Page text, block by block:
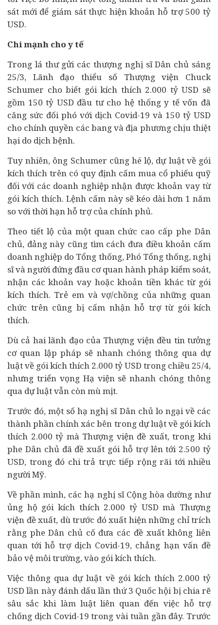
sát mới để giám sát thực hiện khoản hỗ trợ 500 tỷ
USD.
Chi mạnh cho y tế
Trong lá thư gửi các thượng nghị sĩ Dân chủ sáng
25/3, Lãnh đạo thiểu số Thượng viện Chuck
Schumer cho biết gói kích thích 2.000 tỷ USD sẽ
gồm 150 tỷ USD đầu tư cho hệ thống y tế vốn đã
căng sức đối phó với dịch Covid-19 và 150 tỷ USD
cho chính quyền các bang và địa phương chịu thiệt
hại do dịch bệnh.
Tuy nhiên, ông Schumer cũng hé lộ, dự luật về gói
kích thích trên có quy định cấm mua cổ phiếu quỹ
đối với các doanh nghiệp nhận được khoản vay từ
gói kích thích. Lệnh cấm này sẽ kéo dài hơn 1 năm
so với thời hạn hỗ trợ của chính phủ.
Theo tiết lộ của một quan chức cao cấp phe Dân
chủ, đảng này cũng tìm cách đưa điều khoản cấm
doanh nghiệp do Tổng thống, Phó Tổng thống, nghị
sĩ và người đứng đầu cơ quan hành pháp kiểm soát,
nhận các khoản vay hoặc khoản tiền khác từ gói
kích thích. Trẻ em và vợ/chồng của những quan
chức trên cũng bị cấm nhận hỗ trợ từ gói kích
thích.
Dù cả hai lãnh đạo của Thượng viện đều tin tưởng
cơ quan lập pháp sẽ nhanh chóng thông qua dự
luật về gói kích thích 2.000 tỷ USD trong chiều 25/4,
nhưng triển vọng Hạ viện sẽ nhanh chóng thông
qua dự luật vẫn còn mù mịt.
Trước đó, một số hạ nghị sĩ Dân chủ lo ngại về các
thành phần chính xác bên trong dự luật về gói kích
thích 2.000 tỷ mà Thượng viện đề xuất, trong khi
phe Dân chủ đã đề xuất gói hỗ trợ lên tới 2.500 tỷ
USD, trong đó chi trả trực tiếp rộng rãi tới nhiều
người Mỹ.
Về phần mình, các hạ nghị sĩ Cộng hòa dường như
ủng hộ gói kích thích 2.000 tỷ USD mà Thượng
viện đề xuất, dù trước đó xuất hiện những chỉ trích
rằng phe Dân chủ cố đưa các đề xuất không liên
quan tới hỗ trợ dịch Covid-19, chẳng hạn vấn đề
bảo vệ môi trường, vào gói kích thích.
Việc thông qua dự luật về gói kích thích 2.000 tỷ
USD lần này đánh dấu lần thứ 3 Quốc hội bị chia rẽ
sâu sắc khi làm luật liên quan đến việc hỗ trợ
chống dịch Covid-19 trong vài tuần gần đây. Trước